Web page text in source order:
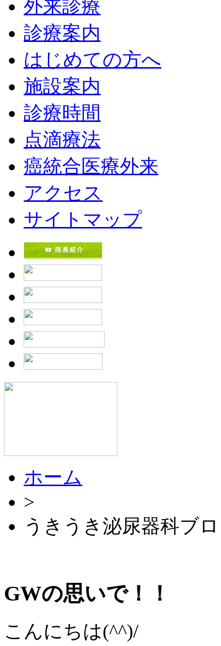
外来診療
診療案内
はじめての方へ
施設案内
診療時間
点滴療法
癌統合医療外来
アクセス
サイトマップ
ホーム
>
うきうき泌尿器科ブ
GWの思いで！！
こんにちは(^^)/